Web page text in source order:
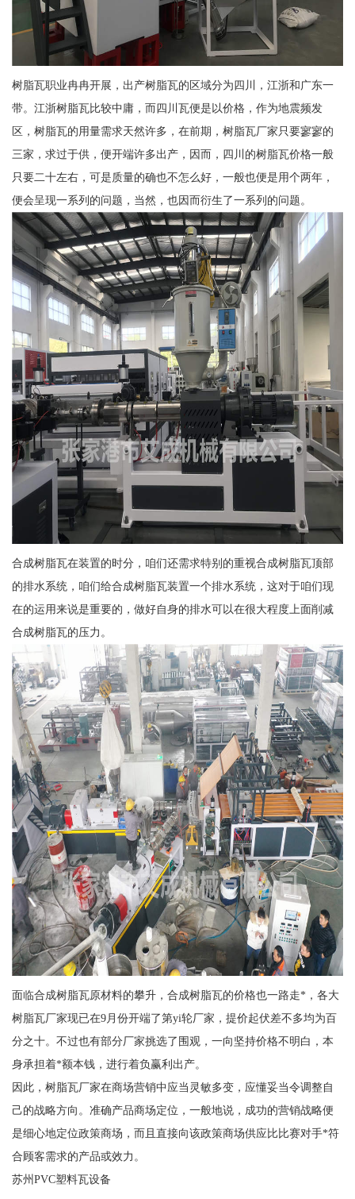
树脂瓦职业冉冉开展，出产树脂瓦的区域分为四川，江浙和广东一
带。江浙树脂瓦比较中庸，而四川瓦便是以价格，作为地震频发
区，树脂瓦的用量需求天然许多，在前期，树脂瓦厂家只要寥寥的
三家，求过于供，便开端许多出产，因而，四川的树脂瓦价格一般
只要二十左右，可是质量的确也不怎么好，一般也便是用个两年，
便会呈现一系列的问题，当然，也因而衍生了一系列的问题。
合成树脂瓦在装置的时分，咱们还需求特别的重视合成树脂瓦顶部
的排水系统，咱们给合成树脂瓦装置一个排水系统，这对于咱们现
在的运用来说是重要的，做好自身的排水可以在很大程度上面削减
合成树脂瓦的压力。
面临合成树脂瓦原材料的攀升，合成树脂瓦的价格也一路走*，各大
树脂瓦厂家现已在9月份开端了第yi轮厂家，提价起伏差不多均为百
分之十。不过也有部分厂家挑选了围观，一向坚持价格不明白，本
身承担着*额本钱，进行着负赢利出产。
因此，树脂瓦厂家在商场营销中应当灵敏多变，应懂妥当令调整自
己的战略方向。准确产品商场定位，一般地说，成功的营销战略便
是细心地定位政策商场，而且直接向该政策商场供应比比赛对手*符
合顾客需求的产品或效力。
苏州PVC塑料瓦设备